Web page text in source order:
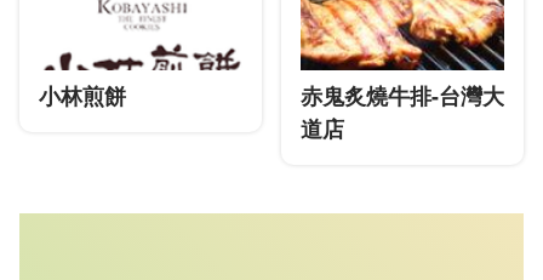
小林煎餅
赤鬼炙燒牛排-台灣大
道店